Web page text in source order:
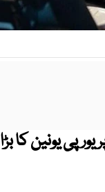
یونین کا بڑا